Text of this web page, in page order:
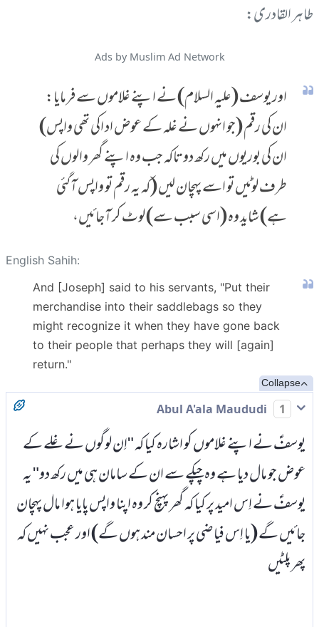
طاہر القادری:
Ads by Muslim Ad Network
اور یوسف (علیہ السلام) نے اپنے غلاموں سے فرمایا:
ان کی رقم (جو انہوں نے غلہ کے عوض اد اکی تھی واپس)
ان کی بوریوں میں رکھ دو تاکہ جب وہ اپنے گھر والوں کی
طرف لوٹیں تو اسے پہچان لیں (کہ یہ رقم تو واپس آگئی
ہے) شاید وہ (اسی سبب سے) لوٹ کر آجائیں،
English Sahih:
And [Joseph] said to his servants, "Put their
merchandise into their saddlebags so they
might recognize it when they have gone back
to their people that perhaps they will [again]
return."
Collapse
1
یوسفؑ نے اپنے غلاموں کو اشارہ کیا کہ "اِن لوگوں نے غلے کے
عوض جو مال دیا ہے وہ چپکے سے ان کے سامان ہی میں رکھ دو" یہ
یوسفؑ نے اِس امید پر کیا کہ گھر پہنچ کر وہ اپنا واپس پایا ہوا مال پہچان
جائیں گے (یا اِس فیاضی پر احسان مند ہوں گے) اور عجب نہیں کہ
پھر پلٹیں